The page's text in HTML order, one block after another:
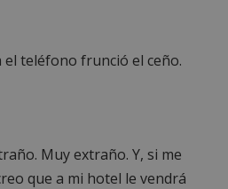
el teléfono frunció el ceño.
Muy extraño. Y, si me
que a mi hotel le vendrá